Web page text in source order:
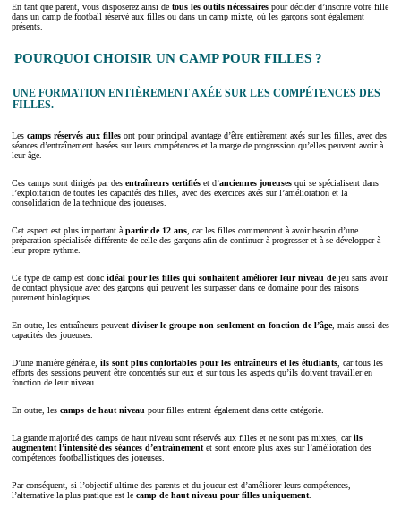
En tant que parent, vous disposerez ainsi de tous les outils nécessaires pour décider d’inscrire votre fille
dans un camp de football réservé aux filles ou dans un camp mixte, où les garçons sont également
présents.
POURQUOI CHOISIR UN CAMP POUR FILLES ?
UNE FORMATION ENTIÈREMENT AXÉE SUR LES COMPÉTENCES DES
FILLES.
Les camps réservés aux filles ont pour principal avantage d’être entièrement axés sur les filles, avec des
séances d’entraînement basées sur leurs compétences et la marge de progression qu’elles peuvent avoir à
leur âge.
Ces camps sont dirigés par des entraîneurs certifiés et d’anciennes joueuses qui se spécialisent dans
l’exploitation de toutes les capacités des filles, avec des exercices axés sur l’amélioration et la
consolidation de la technique des joueuses.
Cet aspect est plus important à partir de 12 ans , car les filles commencent à avoir besoin d’une
préparation spécialisée différente de celle des garçons afin de continuer à progresser et à se développer à
leur propre rythme.
Ce type de camp est donc idéal pour les filles qui souhaitent améliorer leur niveau dejeu sans avoir
de contact physique avec des garçons qui peuvent les surpasser dans ce domaine pour des raisons
purement biologiques.
En outre, les entraîneurs peuvent diviser le groupe non seulement en fonction de l’âge, mais aussi des
capacités des joueuses.
D’une manière générale, ils sont plus confortables pour les entraîneurs et les étudiants , car tous les
efforts des sessions peuvent être concentrés sur eux et sur tous les aspects qu’ils doivent travailler en
fonction de leur niveau.
En outre, les camps de haut niveau pour filles entrent également dans cette catégorie.
La grande majorité des camps de haut niveau sont réservés aux filles et ne sont pas mixtes, carils
augmentent l’intensité des séances d’entraînement et sont encore plus axés sur l’amélioration des
compétences footballistiques des joueuses.
Par conséquent, si l’objectif ultime des parents et du joueur est d’améliorer leurs compétences,
l’alternative la plus pratique est le camp de haut niveau pour filles uniquement